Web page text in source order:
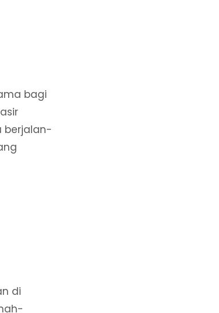
bagi
berjalan-
di